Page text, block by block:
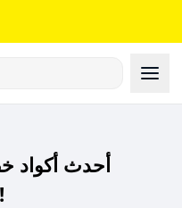
أحدث أكواد
حصري لـ قاردن ارت الآن!